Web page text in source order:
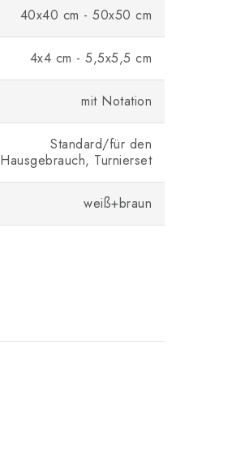
40x40 cm - 50x50 cm
4x4 cm - 5,5x5,5 cm
mit Notation
Standard/für den
Hausgebrauch, Turnierset
weiß+braun